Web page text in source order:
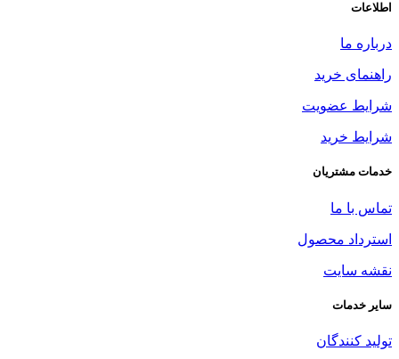
اطلاعات
درباره ما
راهنمای خرید
شرایط عضویت
شرایط خرید
خدمات مشتریان
تماس با ما
استرداد محصول
نقشه سایت
سایر خدمات
تولید کنندگان